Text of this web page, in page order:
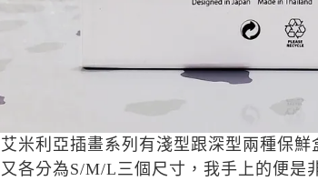
米利亞插畫系列有淺型跟深型兩種保鮮
各分為S/M/L三個尺寸，我手上的便是